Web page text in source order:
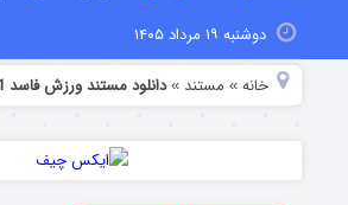
دوشنبه ۱۹ مرداد ۱۴۰۵
خانه » مستند »دانلود مستند ورزش فاسد Bad Sport 2021